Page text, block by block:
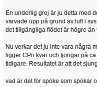
En underlig grej är ju detta med
varvade upp på grund av luft i
det tillgängliga flödet är högre än
Nu verkar det ju inte vara några
ligger CPn kvar och tjongar på
tidigare. Resultatet är att det
vad är det för spöke som spökar